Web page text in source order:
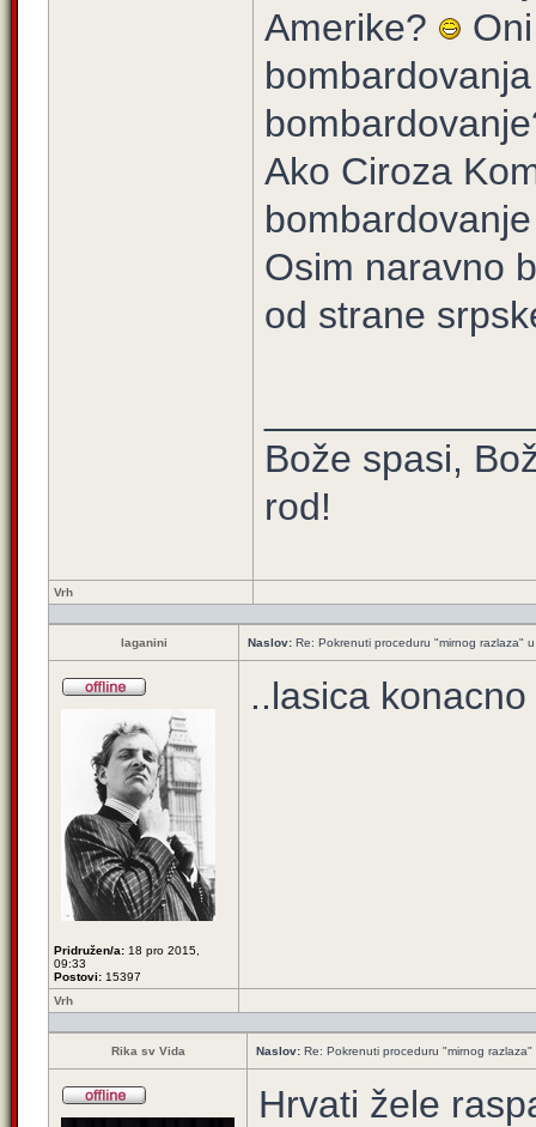
Amerike?
Ako Ciroza
Osim naravno
od strane
Bože spasi,
rod!
Vrh
laganini Naslov: Re: Pokrenuti proceduru "mirnog razlaza"
Pridružen/a: 18 pro 2015,
09:33
Postovi: 15397
..lasica
Vrh
Rika sv Vida Naslov: Re: Pokrenuti proceduru "mirnog razlaza"
Hrvati žele